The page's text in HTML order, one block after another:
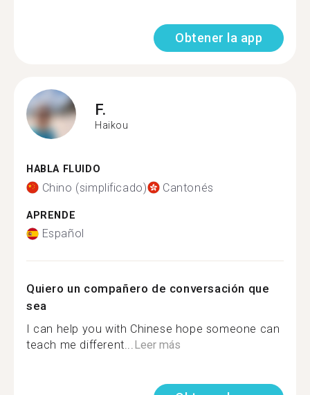
Obtener la app
F.
Haikou
HABLA FLUIDO
Chino (simplificado) Cantonés
APRENDE
Español
Quiero un compañero de conversación que
sea
I can help you with Chinese hope someone can
teach me different...Leer más